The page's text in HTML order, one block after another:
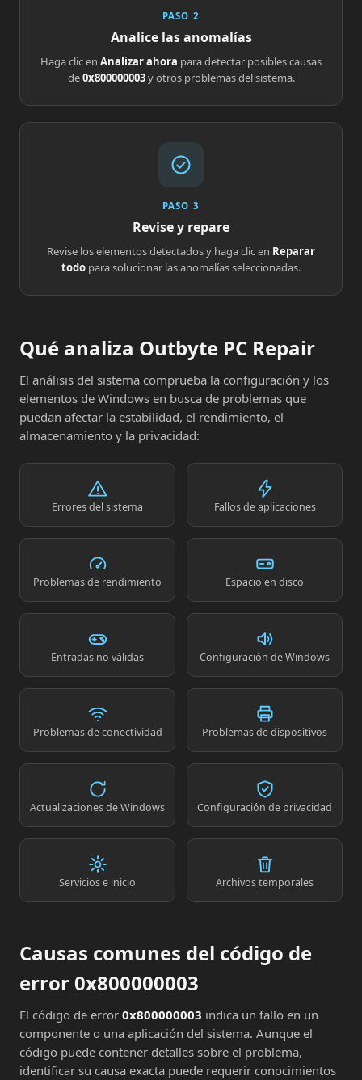
PASO 2
Analice las anomalías
Haga clic en Analizar ahora para detectar posibles causas
de0x800000003y otros problemas del sistema.
PASO 3
Revise y repare
Revise los elementos detectados y haga clic en Reparar
todo para solucionar las anomalías seleccionadas.
Qué analiza Outbyte PC Repair
El análisis del sistema comprueba la configuración y los
elementos de Windows en busca de problemas que
puedan afectar la estabilidad, el rendimiento, el
almacenamiento y la privacidad:
Errores del sistema Fallos de aplicaciones
Problemas de rendimiento Espacio en disco
Entradas no válidas Configuración de Windows
Problemas de conectividad Problemas de dispositivos
Actualizaciones de Windows Configuración de privacidad
Servicios e inicio Archivos temporales
Causas comunes del código de
error 0x800000003
El código de error 0x800000003 indica un fallo en un
componente o una aplicación del sistema. Aunque el
código puede contener detalles sobre el problema,
identificar su causa exacta puede requerir conocimientos